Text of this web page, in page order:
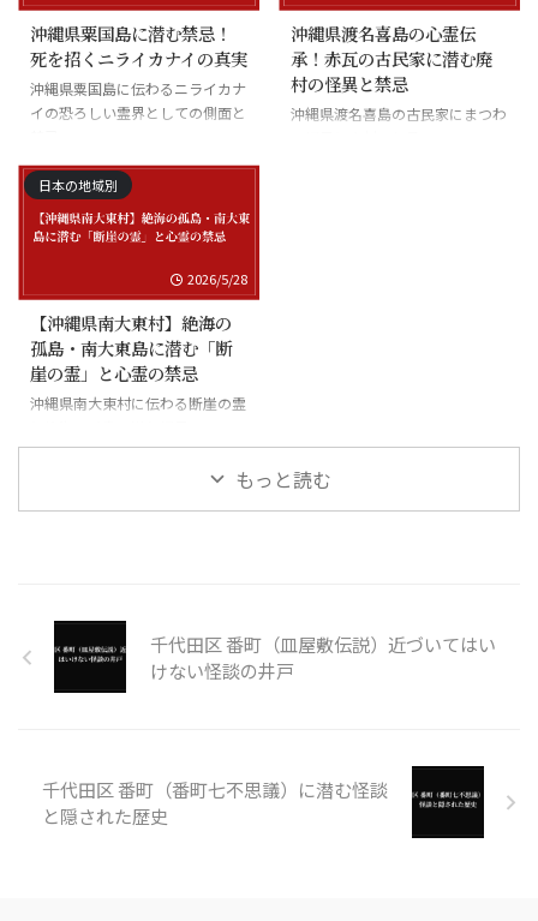
沖縄県粟国島に潜む禁忌！
死を招くニライカナイの真実
沖縄県粟国島に伝わるニライカナ
イの恐ろしい霊界としての側面と
沖縄県渡名喜島の心霊伝
承！赤瓦の古民家に潜む廃
村の怪異と禁忌
沖縄県渡名喜島の古民家にまつわ
日本の地域別
2026/5/28
【沖縄県南大東村】絶海の
孤島・南大東島に潜む「断
崖の霊」と心霊の禁忌
沖縄県南大東村に伝わる断崖の霊
もっと読む
千代田区 番町（皿屋敷伝説）近づいてはい
けない怪談の井戸
千代田区 番町（番町七不思議）に潜む怪談
と隠された歴史